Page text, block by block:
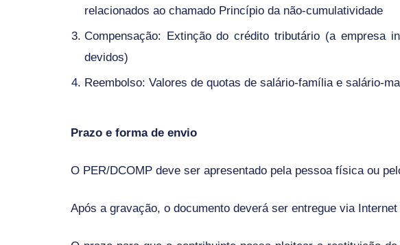
relacionados ao chamado Princípio da não-cumulatividade
Compensação: Extinção do crédito tributário (a empresa
devidos)
Reembolso: Valores de quotas de salário-família e salário-
Prazo e forma de envio
O PER/DCOMP deve ser apresentado pela pessoa física ou
Após a gravação, o documento deverá ser entregue via Internet